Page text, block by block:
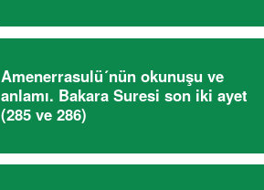
Amenerrasulü´nün okunuşu ve
anlamı. Bakara Suresi son iki ayet
(285 ve 286)